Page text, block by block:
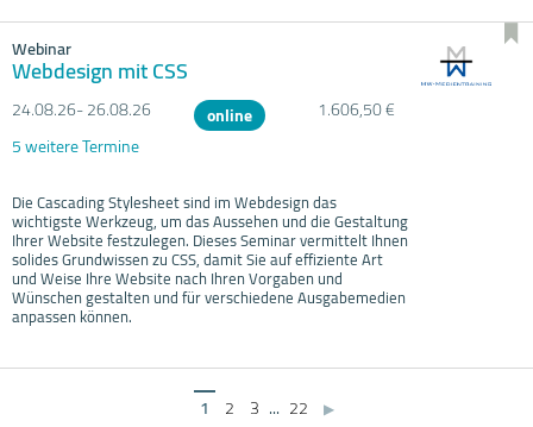
Webinar
Webdesign mit CSS
24.08.26- 26.08.26 online
1.606,50 €
5 weitere Termine
Die Cascading Stylesheet sind im Webdesign das
wichtigste Werkzeug, um das Aussehen und die Gestaltung
Ihrer Website festzulegen. Dieses Seminar vermittelt Ihnen
solides Grundwissen zu CSS, damit Sie auf effiziente Art
und Weise Ihre Website nach Ihren Vorgaben und
Wünschen gestalten und für verschiedene Ausgabemedien
anpassen können.
1 2 3 ... 22 ▶